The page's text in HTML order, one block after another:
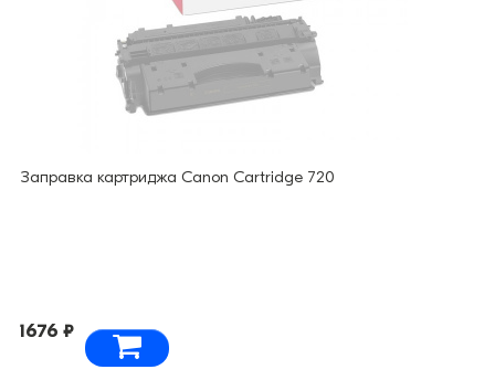
Заправка картриджа Canon Cartridge 720
1676 ₽